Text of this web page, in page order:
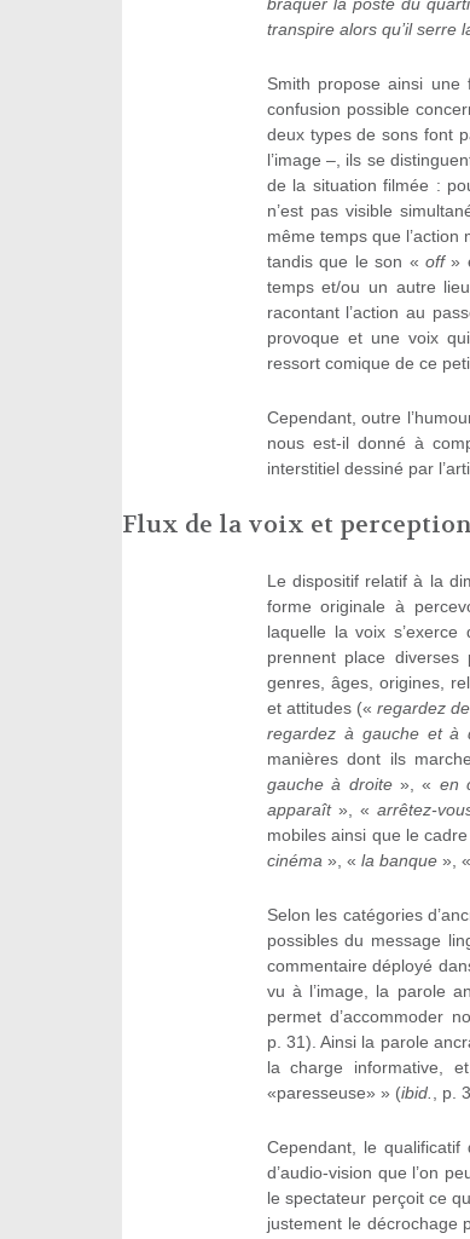
transpire alors qu’il serre
Smith propose ainsi une
confusion possible
deux types de sons font
l’image –, ils se
de la situation filmée :
n’est pas visible
même temps que l’action
tandis que le son «off»
temps et/ou un autre
racontant l’action au
provoque et une voix
ressort comique de ce
Cependant, outre
nous est-il donné à
interstitiel dessiné par
Flux de la voix et
Le dispositif relatif à la
forme originale à
laquelle la voix
prennent place
genres, âges, origines,
et attitudes («regardez
regardez à gauche et à
manières dont ils
gauche à droite», « en
apparaît », « arrêtez-
mobiles ainsi que le
cinéma », « la banque», «
Selon les catégories
possibles du message
commentaire déployé
vu à l’image, la parole
permet d’accommoder
p. 31). Ainsi la parole
la charge informative,
«paresseuse» » (ibid. , p.
Cependant, le qualificatif
d’audio-vision que l’on
le spectateur perçoit ce
justement le décrochage